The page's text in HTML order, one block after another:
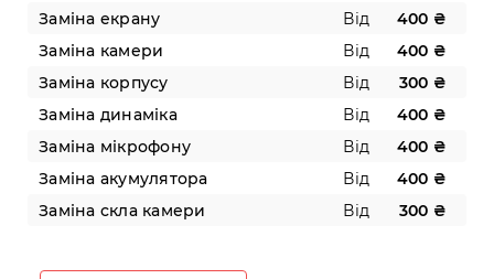
Заміна екрану Від
400 ₴
Заміна камери
Від
400 ₴
Заміна корпусу
Від
300 ₴
Заміна динаміка
Від
400 ₴
Заміна мікрофону
Від
400 ₴
Заміна акумулятора
Від
400 ₴
Заміна скла камери
Від 300 ₴